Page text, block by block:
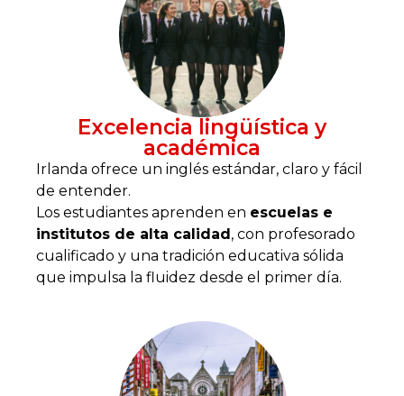
Excelencia lingüística y
académica
Irlanda ofrece un inglés estándar, claro y fácil
de entender.
Los estudiantes aprenden en escuelas e
institutos de alta calidad, con profesorado
cualificado y una tradición educativa sólida
que impulsa la fluidez desde el primer día.